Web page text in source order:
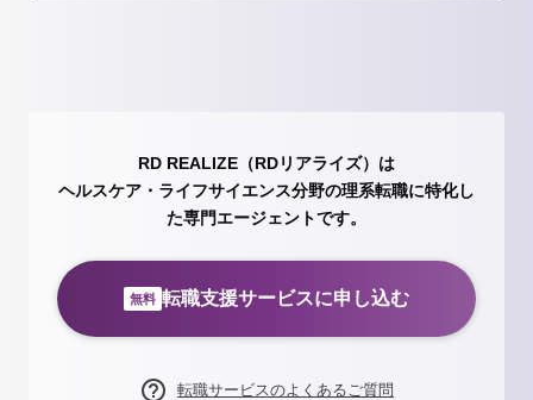
RD REALIZE（RDリアライズ）は
ヘルスケア・ライフサイエンス分野の理系転職に特化し
た専門エージェントです。
無料 転職支援サービスに申し込む
転職サービスのよくあるご質問